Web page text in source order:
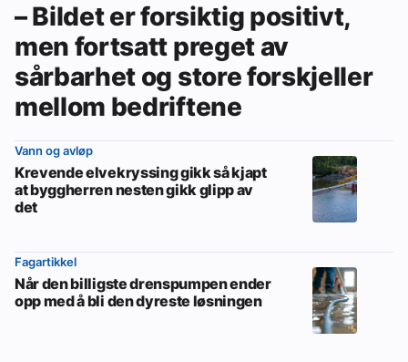
– Bildet er forsiktig positivt,
men fortsatt preget av
sårbarhet og store forskjeller
mellom bedriftene
Vann og avløp
Krevende elvekryssing gikk så kjapt
at byggherren nesten gikk glipp av
det
Fagartikkel
Når den billigste drenspumpen ender
opp med å bli den dyreste løsningen